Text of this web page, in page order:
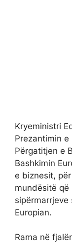
Kryeministri
Prezantimin
Përgatitjen e
Bashkimin
e biznesit,
mundësitë që
Europian.
Rama në